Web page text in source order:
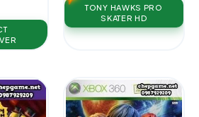
TONY HAWKS PRO
SKATER HD